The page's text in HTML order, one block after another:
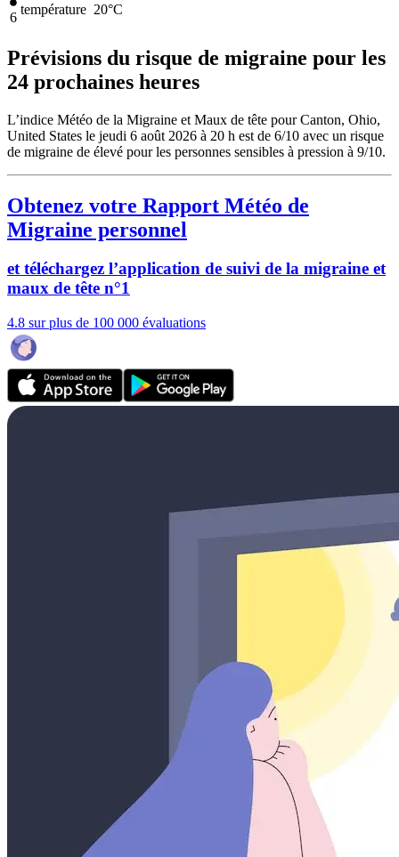
6
température 20°C
Prévisions du risque de migraine pour les
24 prochaines heures
L’indice Météo de la Migraine et Maux de tête pour Canton, Ohio,
United States le jeudi 6 août 2026 à 20 h est de 6/10 avec un risque
de migraine de élevé pour les personnes sensibles à pression à 9/10.
Obtenez votre Rapport Météo de
Migraine personnel
et téléchargez l’application de suivi de la migraine et
maux de tête n°1
4.8 sur plus de 100 000 évaluations